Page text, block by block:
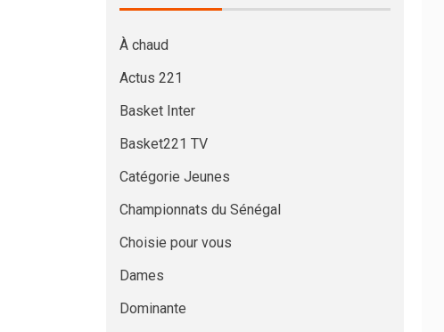
À chaud
Actus 221
Basket Inter
Basket221 TV
Catégorie Jeunes
Championnats du Sénégal
Choisie pour vous
Dames
Dominante